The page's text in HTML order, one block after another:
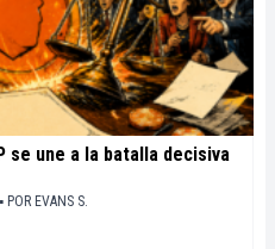
se une a la batalla decisiva
POR EVANS S.